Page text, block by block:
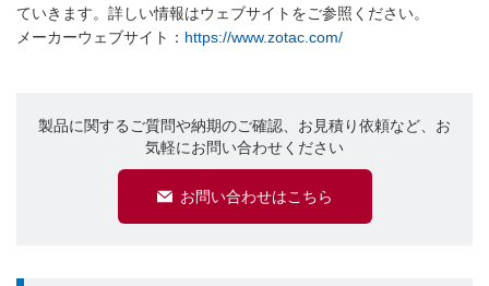
ていきます。詳しい情報はウェブサイトをご参照ください。
メーカーウェブサイト： https://www.zotac.com/
製品に関するご質問や納期のご確認、お見積り依頼など、お
気軽にお問い合わせください
お問い合わせはこちら